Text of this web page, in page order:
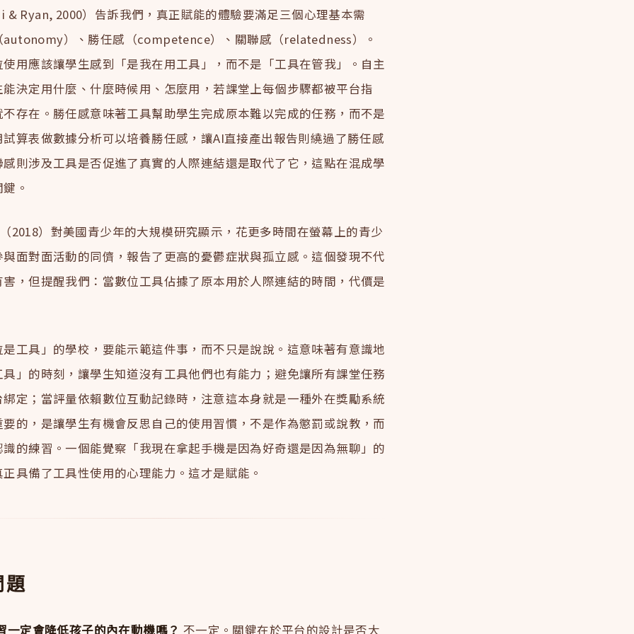
& Ryan, 2000）告訴我們，真正賦能的體驗要滿足三個心理基本需
autonomy）、勝任感（competence）、關聯感（relatedness）。
用應該讓學生感到「是我在用工具」，而不是「工具在管我」。自主
決定用什麼、什麼時候用、怎麼用，若課堂上每個步驟都被平台指
存在。勝任感意味著工具幫助學生完成原本難以完成的任務，而不是
算表做數據分析可以培養勝任感，讓AI直接產出報告則繞過了勝任感
則涉及工具是否促進了真實的人際連結還是取代了它，這點在混成學
。
2018）對美國青少年的大規模研究顯示，花更多時間在螢幕上的青少
面對面活動的同儕，報告了更高的憂鬱症狀與孤立感。這個發現不代
，但提醒我們：當數位工具佔據了原本用於人際連結的時間，代價是
工具」的學校，要能示範這件事，而不只是說說。這意味著有意識地
」的時刻，讓學生知道沒有工具他們也有能力；避免讓所有課堂任務
定；當評量依賴數位互動記錄時，注意這本身就是一種外在獎勵系統
的，是讓學生有機會反思自己的使用習慣，不是作為懲罰或說教，而
的練習。一個能覺察「我現在拿起手機是因為好奇還是因為無聊」的
具備了工具性使用的心理能力。這才是賦能。
題
一定會降低孩子的內在動機嗎？ 不一定。關鍵在於平台的設計是否大